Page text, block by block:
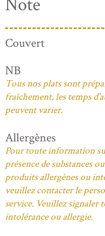
Note
Couvert
NB
Tous nos plats sont
fraîchement, les temps
peuvent varier.
Allergènes
Pour toute information
présence de substances
produits allergènes ou
veuillez contacter le
service. Veuillez signaler
intolérance ou allergie.